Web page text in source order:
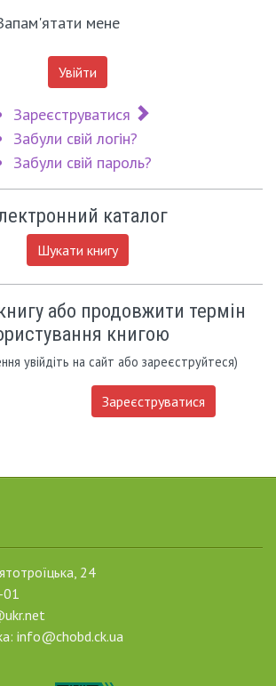
мене
Увійти
Зареєструватися
Забули свій логін?
Забули свій пароль?
каталог
Шукати книгу
або продовжити термін
книгою
увійдіть на сайт або зареєструйтеся)
Зареєструватися
24
01
info@chobd.ck.ua